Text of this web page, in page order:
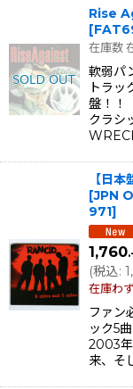
Rise
[
在庫数
軟弱パ
トラッ
盤！！
クラシ
【日
[JPN
971]
1,760
(税込:
在庫わ
ファン
ック5
2003
来、そ